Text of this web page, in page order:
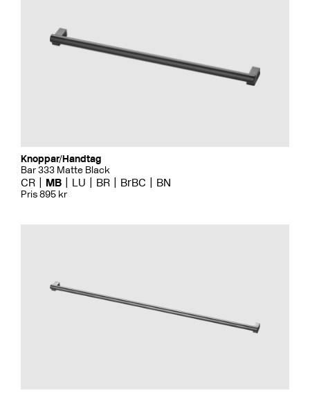
Knoppar/Handtag
Bar 333 Matte Black
CR MB LU BR BrBC BN
Pris 895 kr